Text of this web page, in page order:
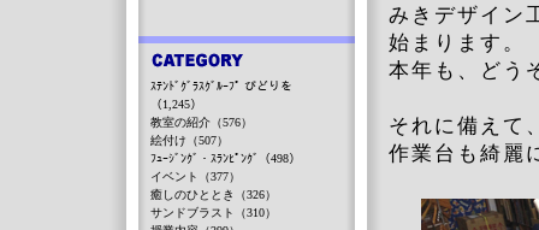
みきデザイン
始まります。
本年も、どう
それに備えて
作業台も綺麗
ｽﾃﾝﾄﾞｸﾞﾗｽｸﾞﾙｰﾌﾟ びどりを
（1,245）
教室の紹介（576）
絵付け（507）
ﾌｭｰｼﾞﾝｸﾞ・ｽﾗﾝﾋﾟﾝｸﾞ（498）
イベント（377）
癒しのひととき（326）
サンドブラスト（310）